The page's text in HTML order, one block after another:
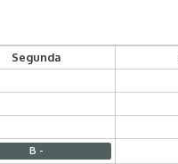
Segunda
B -